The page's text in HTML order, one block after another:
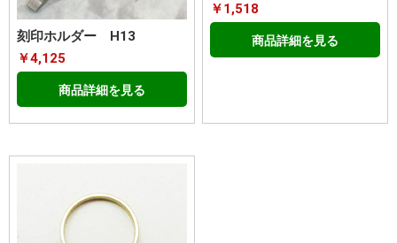
刻印ホルダー H13
￥4,125
商品詳細を見る
￥1,518
商品詳細を見る